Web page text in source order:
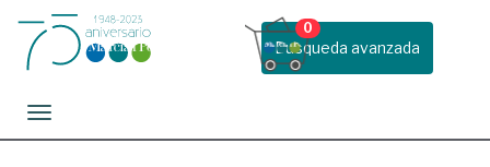
Busqueda avanzada
0
Toggle navigation